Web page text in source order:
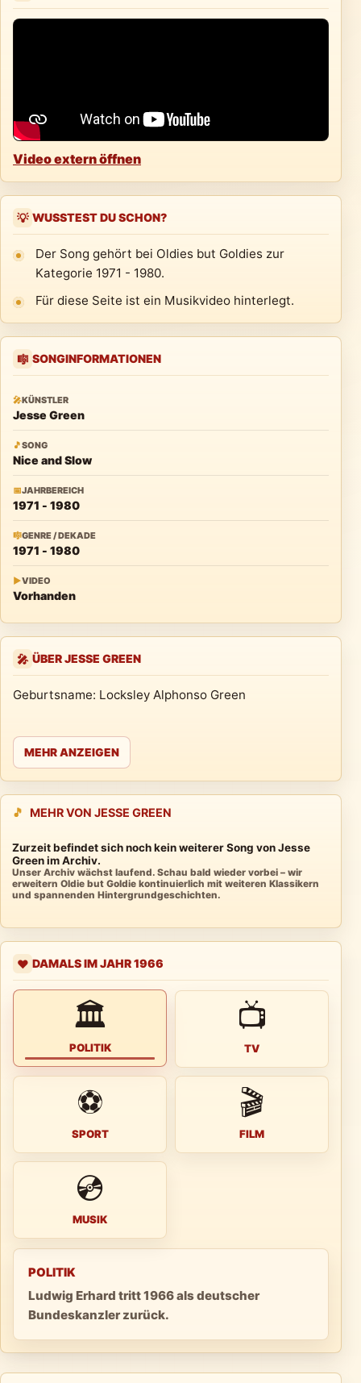
Video extern öffnen
💡 WUSSTEST DU SCHON?
Der Song gehört bei Oldies but Goldies zur
Kategorie 1971 - 1980.
Für diese Seite ist ein Musikvideo hinterlegt.
🎼 SONGINFORMATIONEN
🎤KÜNSTLER
Jesse Green
🎵SONG
Nice and Slow
📅JAHRBEREICH
1971 - 1980
🎼GENRE / DEKADE
1971 - 1980
▶VIDEO
Vorhanden
🎤 ÜBER JESSE GREEN
Geburtsname: Locksley Alphonso Green
MEHR ANZEIGEN
🎵 MEHR VON JESSE GREEN
Zurzeit befindet sich noch kein weiterer Song von Jesse
Green im Archiv.
Unser Archiv wächst laufend. Schau bald wieder vorbei – wir
erweitern Oldie but Goldie kontinuierlich mit weiteren Klassikern
und spannenden Hintergrundgeschichten.
❤️ DAMALS IM JAHR 1966
🏛
POLITIK
📺
TV
⚽
SPORT
🎬
FILM
💿
MUSIK
POLITIK
Ludwig Erhard tritt 1966 als deutscher
Bundeskanzler zurück.